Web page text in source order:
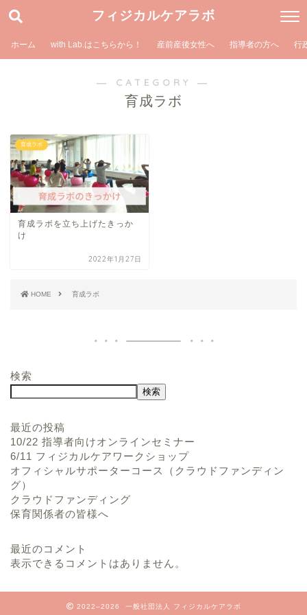
フィジカルケアラボ
ホーム with Lab.はこちらから！ 産前産後女性へ 指導者の方へ 行
― CATEGORY ―
育成ラボ
育成ラボ
育成ラボを立ち上げたきっか
け
2022年1月27日
HOME 育成ラボ
検索
検索
最近の投稿
10/22 指導者向けオンラインセミナー
6/11 フィジカルケアワークショップ
オフィシャルサポーターコース（クラウドファンディン
グ）
クラウドファンディング
保育関係者の皆様へ
最近のコメント
表示できるコメントはありません。
2022–2026 一般社団法人 フィジカルケアラボ